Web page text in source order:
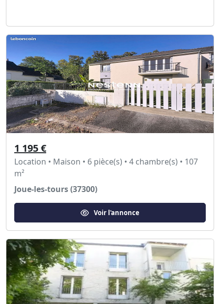
1 195 €
Location • Maison • 6 pièce(s) • 4 chambre(s) • 107
m²
Joue-les-tours (37300)
Voir l'annonce